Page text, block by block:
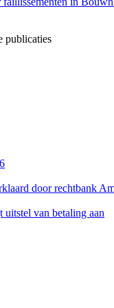
publicaties
door rechtbank
uitstel van betaling aan